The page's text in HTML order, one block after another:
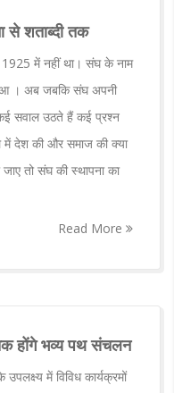
से शताब्दी तक
में नहीं था। संघ के नाम
। अब जबकि संघ अपनी
सवाल उठते हैं कई प्रश्न
में देश की और समाज की क्या
तो संघ की स्थापना का
Read More
होंगे भव्य पथ संचलन
में विविध कार्यक्रमों